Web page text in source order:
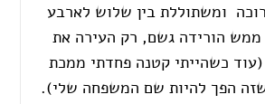
ומשתוללת בין שלוש לארבע
ממש הורידה גשם, רק העירה את
כשהייתי קטנה פחדתי ממכת
הפך להיות שם המשפחה שלי).